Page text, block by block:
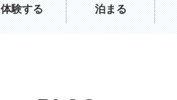
体験する 泊まる